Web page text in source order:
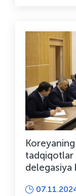
delegasiya